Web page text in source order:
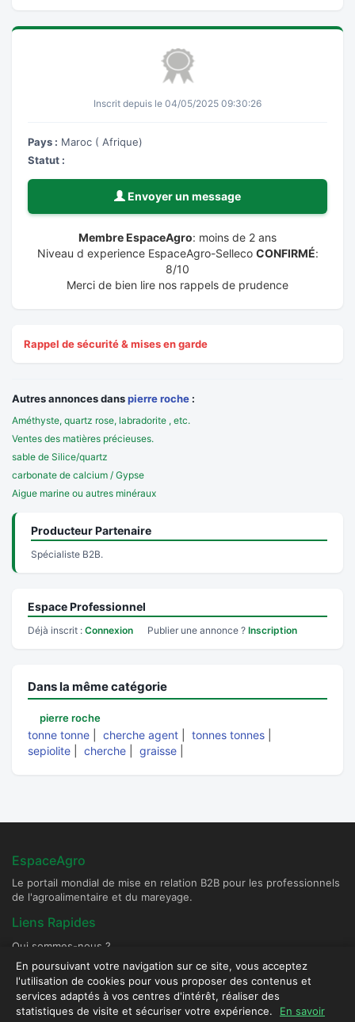
Inscrit depuis le 04/05/2025 09:30:26
Pays : Maroc ( Afrique)
Statut :
Envoyer un message
Membre EspaceAgro: moins de 2 ans
Niveau d experience EspaceAgro-Selleco CONFIRMÉ:
8/10
Merci de bien lire nos rappels de prudence
Rappel de sécurité & mises en garde
Autres annonces danspierre roche :
Améthyste, quartz rose, labradorite , etc.
Ventes des matières précieuses.
sable de Silice/quartz
carbonate de calcium / Gypse
Aigue marine ou autres minéraux
Producteur Partenaire
Spécialiste B2B.
Espace Professionnel
Déjà inscrit : Connexion Publier une annonce ? Inscription
Dans la même catégorie
pierre roche
tonne tonne cherche agent tonnes tonnes
sepiolite
cherche graisse
EspaceAgro
Le portail mondial de mise en relation B2B pour les professionnels
de l'agroalimentaire et du mareyage.
Liens Rapides
Qui sommes-nous ?
Devenir Fournisseur Partenaire
Publier une annonce
Contact & Sécurité
En poursuivant votre navigation sur ce site, vous acceptez
l'utilisation de cookies pour vous proposer des contenus et
services adaptés à vos centres d'intérêt, réaliser des
statistiques de visite et sécuriser votre expérience.
En savoir